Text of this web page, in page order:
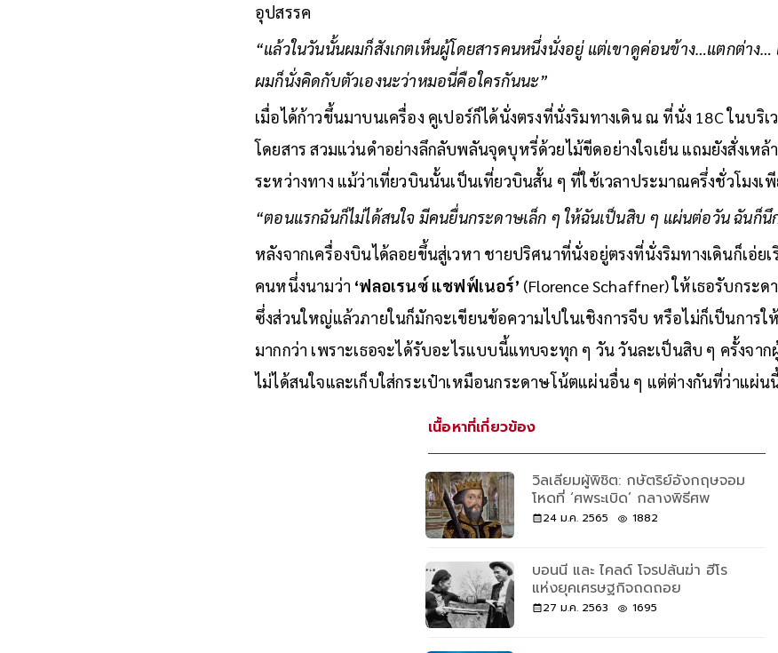
อุปสรรค
“แล้วในวันนั้นผมก็สังเกตเห็นผู้โดยสารคนหนึ่งนั่งอยู่ แต่เขาดูค่อนข้าง…แตกต่าง…
ผมก็นั่งคิดกับตัวเองนะว่าหมอนี่คือใครกันนะ”
เมื่อได้ก้าวขึ้นมาบนเครื่อง คูเปอร์ก็ได้นั่งตรงที่นั่งริมทางเดิน ณ ที่นั่ง 18C ในบริ
โดยสาร สวมแว่นดำอย่างลึกลับพลันจุดบุหรี่ด้วยไม้ขีดอย่างใจเย็น แถมยังสั่งเหล้
ระหว่างทาง แม้ว่าเที่ยวบินนั้นเป็นเที่ยวบินสั้น ๆ ที่ใช้เวลาประมาณครึ่งชั่วโมงเ
“ตอนแรกฉันก็ไม่ได้สนใจ มีคนยื่นกระดาษเล็ก ๆ ให้ฉันเป็นสิบ ๆ แผ่นต่อวัน ฉันก็นึ
หลังจากเครื่องบินได้ลอยขึ้นสู่เวหา ชายปริศนาที่นั่งอยู่ตรงที่นั่งริมทางเดินก็เอ่
คนหนึ่งนามว่า ‘ฟลอเรนซ์ แชฟฟ์เนอร์’ (Florence Schaffner) ให้เธอรับกระด
ซึ่งส่วนใหญ่แล้วภายในก็มักจะเขียนข้อความไปในเชิงการจีบ หรือไม่ก็เป็นการใ
มากกว่า เพราะเธอจะได้รับอะไรแบบนี้แทบจะทุก ๆ วัน วันละเป็นสิบ ๆ ครั้งจาก
ไม่ได้สนใจและเก็บใส่กระเป๋าเหมือนกระดาษโน้ตแผ่นอื่น ๆ แต่ต่างกันที่ว่าแผ่
เนื้อหาที่เกี่ยวข้อง
วิลเลียมผู้พิชิต: กษัตริย์อังกฤษจอม
โหดที่ ‘ศพระเบิด’ กลางพิธีศพ
24 ม.ค. 2565 1882
บอนนี และ ไคลด์ โจรปล้นฆ่า ฮีโร
แห่งยุคเศรษฐกิจถดถอย
27 ม.ค. 2563 1695